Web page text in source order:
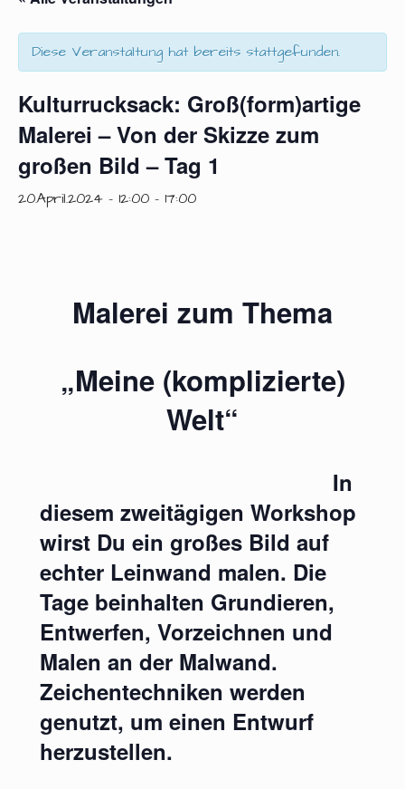
Diese Veranstaltung hat bereits stattgefunden.
Kulturrucksack: Groß(form)artige
Malerei – Von der Skizze zum
großen Bild – Tag 1
20.April.2024 - 12:00 - 17:00
Malerei zum Thema
„Meine (komplizierte)
Welt“
In
diesem zweitägigen Workshop
wirst Du ein großes Bild auf
echter Leinwand malen. Die
Tage beinhalten Grundieren,
Entwerfen, Vorzeichnen und
Malen an der Malwand.
Zeichentechniken werden
genutzt, um einen Entwurf
herzustellen.